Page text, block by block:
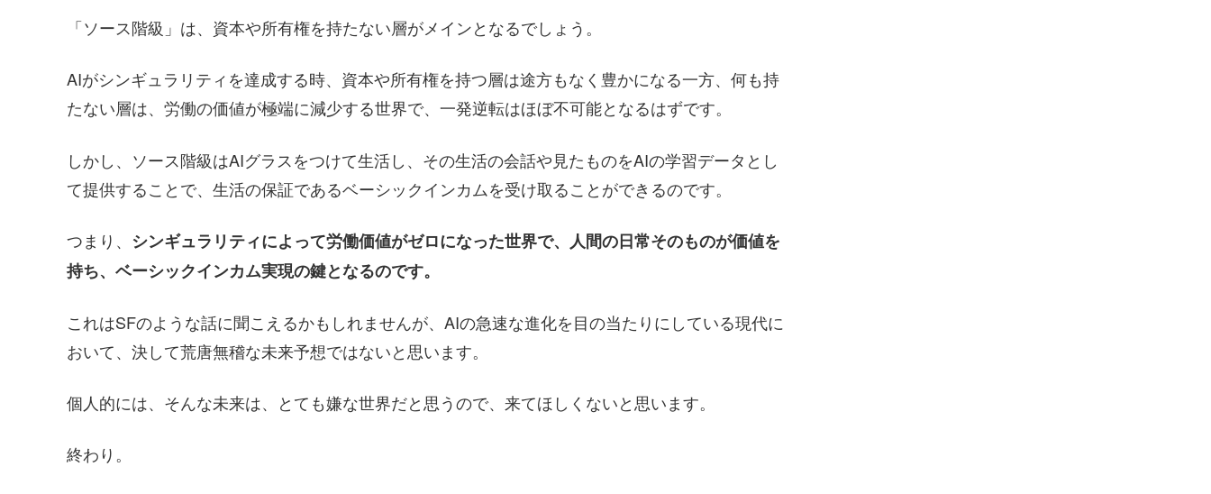
「ソース階級」は、資本や所有権を持たない層がメインとなるでしょう。
AIがシンギュラリティを達成する時、資本や所有権を持つ層は途方もなく豊かになる一方、何も持
たない層は、労働の価値が極端に減少する世界で、一発逆転はほぼ不可能となるはずです。
しかし、ソース階級はAIグラスをつけて生活し、その生活の会話や見たものをAIの学習データとし
て提供することで、生活の保証であるベーシックインカムを受け取ることができるのです。
つまり、 シンギュラリティによって労働価値がゼロになった世界で、人間の日常そのものが価値を
持ち、ベーシックインカム実現の鍵となるのです。
これはSFのような話に聞こえるかもしれませんが、AIの急速な進化を目の当たりにしている現代に
おいて、決して荒唐無稽な未来予想ではないと思います。
個人的には、そんな未来は、とても嫌な世界だと思うので、来てほしくないと思います。
終わり。